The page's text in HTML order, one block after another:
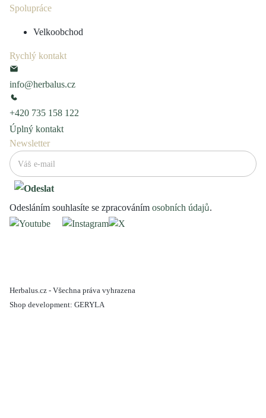
Spolupráce
Velkoobchod
Rychlý kontakt
info@herbalus.cz
+420 735 158 122
Úplný kontakt
Newsletter
Odesláním souhlasíte se zpracováním osobních údajů.
Herbalus.cz - Všechna práva vyhrazena
Shop development: GERYLA